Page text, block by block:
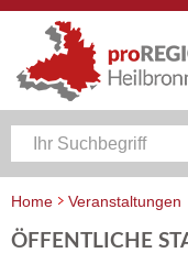
Home
Veranstaltungen
ÖFFENTLICHE